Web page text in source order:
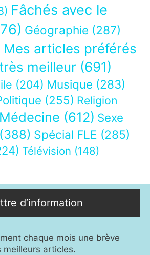
Fâchés avec le
Géographie (287)
Mes articles préférés
meilleur (691)
(204) Musique (283)
(255) Religion
(612) Sexe
(388) Spécial FLE (285)
Télévision (148)
d’information
chaque mois une brève
meilleurs articles.